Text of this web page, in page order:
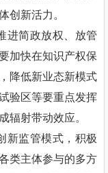
创新活力。
进简政放权、放管
加快在知识产权保
降低新业态新模式
验区等要重点发挥
辐射带动效应。
新监管模式，积极
类主体参与的多方